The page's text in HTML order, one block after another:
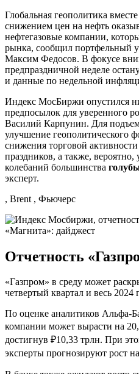
Глобальная геополитика
снижением цен на нефть
нефтегазовые компании,
рынка, сообщил портфельный
Максим Федосов. В фокусе
предпраздничной неделе
и данные по недельной
Индекс МосБиржи опустился
предпосылок для уверенного
Василий Карпунин. Для
улучшение геополитического
снижения торговой
праздников, а также,
колебаний большинства
эксперт.
, Brent , Фьючерс
Отчетность
«Газпром» в среду может
четвертый квартал и весь 2024
По оценке аналитиков Альфа-
компании может вырасти на
достигнув ₽10,33 трлн. При
эксперты прогнозируют рост